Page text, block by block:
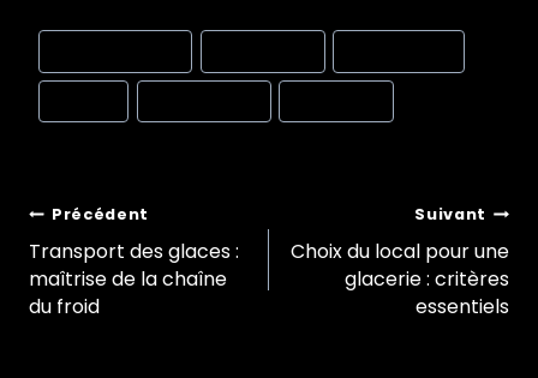
Post
Tags:
Navigation
de
Précédent
Transport des glaces :
maîtrise de la chaîne
du froid
Suivant
Choix du local pour une
glacerie : critères
essentiels